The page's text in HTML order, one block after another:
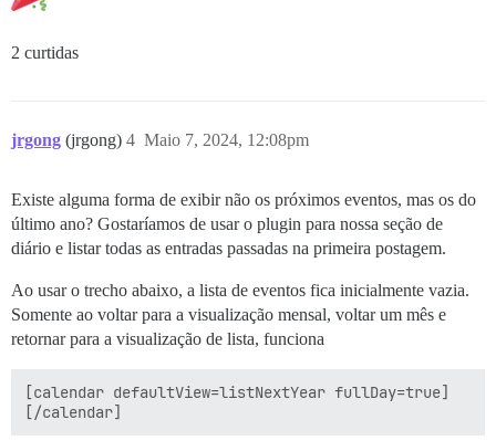
2 curtidas
jrgong (jrgong) Maio 7, 2024, 12:08pm
4
Existe alguma forma de exibir não os próximos eventos, mas os do
último ano? Gostaríamos de usar o plugin para nossa seção de
diário e listar todas as entradas passadas na primeira postagem.
Ao usar o trecho abaixo, a lista de eventos fica inicialmente vazia.
Somente ao voltar para a visualização mensal, voltar um mês e
retornar para a visualização de lista, funciona
[calendar defaultView=listNextYear fullDay=true]